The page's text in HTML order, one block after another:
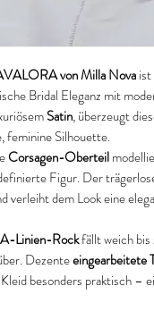
von Milla Nova
Bridal Eleganz mit
Satin, überzeugt
feminine Silhouette.
Corsagen-Oberteil
Figur. Der
verleiht dem Look eine
Linien-Rockfällt weich bis
Dezenteeingearbeitete
besonders praktisch –